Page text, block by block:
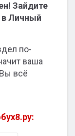
Зайдите
Личный
по-
ваша
всё